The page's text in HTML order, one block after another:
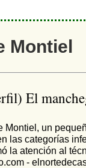
Montiel
El
Montiel, un
las categorías
la atención al
-